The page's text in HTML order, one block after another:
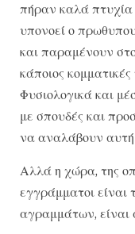
πήραν καλά πτυχία
υπονοεί ο
και παραμένουν
κάποιος
Φυσιολογικά και
με σπουδές και
να αναλάβουν αυτή
Αλλά η χώρα, της
εγγράμματοι είναι
αγραμμάτων, είναι